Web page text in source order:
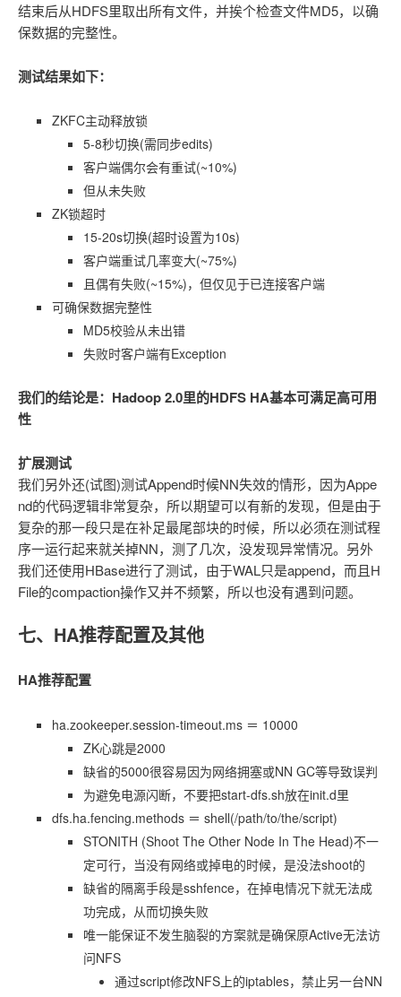
结束后从HDFS里取出所有文件，并挨个检查文件MD5，以确
保数据的完整性。
测试结果如下：
ZKFC主动释放锁
5-8秒切换(需同步edits)
客户端偶尔会有重试(~10%)
但从未失败
ZK锁超时
15-20s切换(超时设置为10s)
客户端重试几率变大(~75%)
且偶有失败(~15%)，但仅见于已连接客户端
可确保数据完整性
MD5校验从未出错
失败时客户端有Exception
我们的结论是：Hadoop 2.0里的HDFS HA基本可满足高可用
性
扩展测试
我们另外还(试图)测试Append时候NN失效的情形，因为Appe
nd的代码逻辑非常复杂，所以期望可以有新的发现，但是由于
复杂的那一段只是在补足最尾部块的时候，所以必须在测试程
序一运行起来就关掉NN，测了几次，没发现异常情况。另外
我们还使用HBase进行了测试，由于WAL只是append，而且H
File的compaction操作又并不频繁，所以也没有遇到问题。
七、HA推荐配置及其他
HA推荐配置
ha.zookeeper.session-timeout.ms ＝ 10000
ZK心跳是2000
缺省的5000很容易因为网络拥塞或NN GC等导致误判
为避免电源闪断，不要把start-dfs.sh放在init.d里
dfs.ha.fencing.methods ＝ shell(/path/to/the/script)
STONITH (Shoot The Other Node In The Head)不一
定可行，当没有网络或掉电的时候，是没法shoot的
缺省的隔离手段是sshfence，在掉电情况下就无法成
功完成，从而切换失败
唯一能保证不发生脑裂的方案就是确保原Active无法访
问NFS
通过script修改NFS上的iptables，禁止另一台NN